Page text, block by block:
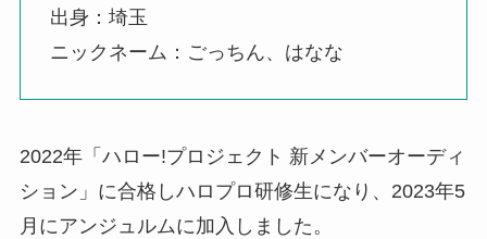
出身：埼玉
ニックネーム：ごっちん、はなな
2022年「ハロー!プロジェクト 新メンバーオーディ
ション」に合格しハロプロ研修生になり、2023年5
月にアンジュルムに加入しました。